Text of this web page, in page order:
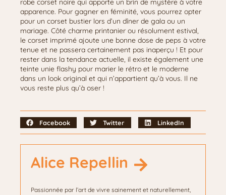
robe corset noire qui apporte un brin de mystère à votre
apparence. Pour gagner en féminité, vous pourrez opter
pour un corset bustier lors d’un dîner de gala ou un
mariage. Côté charme printanier ou résolument estival,
le corset imprimé ajoute une bonne dose de peps à votre
tenue et ne passera certainement pas inaperçu ! Et pour
rester dans la tendance actuelle, il existe également une
teinte unie flashy pour marier le rétro et le moderne
dans un look original et qui n’appartient qu’à vous. Il ne
vous reste plus qu’à oser !
Facebook Twitter LinkedIn
Alice Repellin
Passionnée par l’art de vivre sainement et naturellement,